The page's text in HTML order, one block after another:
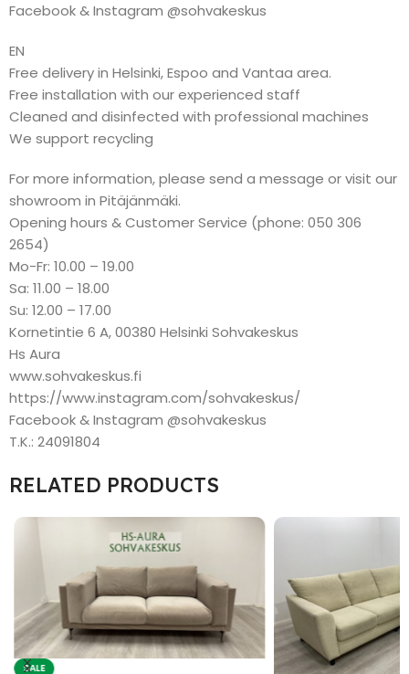
Facebook & Instagram @sohvakeskus
EN
Free delivery in Helsinki, Espoo and Vantaa area.
Free installation with our experienced staff
Cleaned and disinfected with professional machines
We support recycling
For more information, please send a message or visit our
showroom in Pitäjänmäki.
Opening hours & Customer Service (phone: 050 306
2654)
Mo-Fr: 10.00 – 19.00
Sa: 11.00 – 18.00
Su: 12.00 – 17.00
Kornetintie 6 A, 00380 Helsinki Sohvakeskus
Hs Aura
www.sohvakeskus.fi
https://www.instagram.com/sohvakeskus/
Facebook & Instagram @sohvakeskus
T.K.: 24091804
RELATED PRODUCTS
SALE